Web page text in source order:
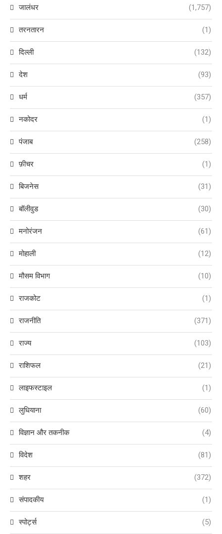
जालंधर (1,757)
तरनतारन (1)
दिल्ली (132)
देश (93)
धर्म (357)
नकोदर (1)
पंजाब (258)
फ़ीचर (1)
बिजनेस (31)
बॉलीवुड (30)
मनोरंजन (61)
मोहाली (12)
मौसम विभाग (10)
राजकोट (1)
राजनीति (371)
राज्य (103)
राशिफल (21)
लाइफस्टाइल (1)
लुधियाना (60)
विज्ञान और तकनीक (4)
विदेश (81)
शहर (372)
संपादकीय (1)
स्पोर्ट्स (5)